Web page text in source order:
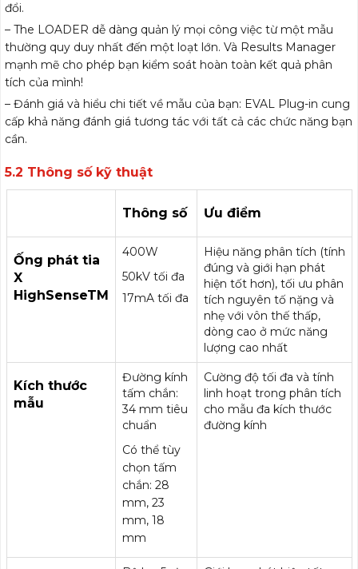
đổi.
– The LOADER dễ dàng quản lý mọi công việc từ một mẫu
thường quy duy nhất đến một loạt lớn. Và Results Manager
mạnh mẽ cho phép bạn kiểm soát hoàn toàn kết quả phân
tích của mình!
– Đánh giá và hiểu chi tiết về mẫu của bạn: EVAL Plug-in cung
cấp khả năng đánh giá tương tác với tất cả các chức năng bạn
cần.
5.2 Thông số kỹ thuật
Thông số Ưu điểm
Ống phát tia
X
HighSenseTM
400W
50kV tối đa
17mA tối đa
Hiệu năng phân tích (tính
đúng và giới hạn phát
hiện tốt hơn), tối ưu phân
tích nguyên tố nặng và
nhẹ với vôn thế thấp,
dòng cao ở mức năng
lượng cao nhất
Kích thước
mẫu
Đường kính
tấm chắn:
34 mm tiêu
chuẩn
Có thể tùy
chọn tấm
chắn: 28
mm, 23
mm, 18
mm
Cường độ tối đa và tính
linh hoạt trong phân tích
cho mẫu đa kích thước
đường kính